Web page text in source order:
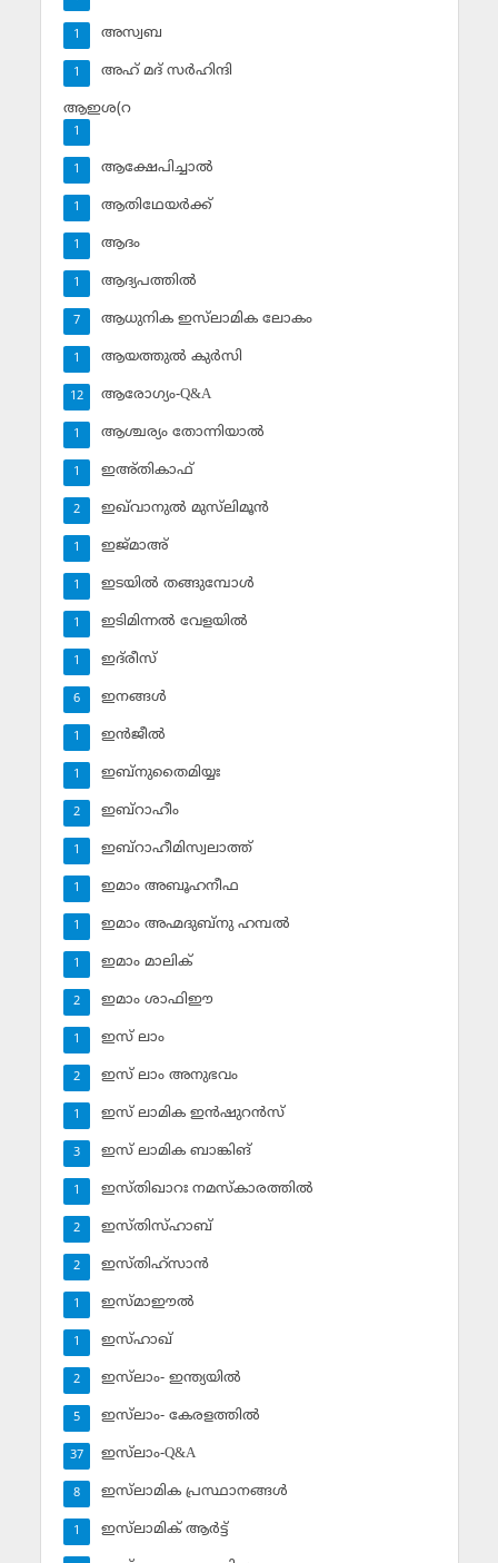
അസ്വബ
1
അഹ് മദ് സര്‍ഹിന്ദി
1
ആഇശ(റ
1
ആക്ഷേപിച്ചാല്‍
1
ആതിഥേയര്‍ക്ക്
1
ആദം
1
ആദ്യപത്തില്‍
1
ആധുനിക ഇസ്‌ലാമിക ലോകം
7
ആയത്തുല്‍ കുര്‍സി
1
ആരോഗ്യം-Q&A
12
ആശ്ചര്യം തോന്നിയാല്‍
1
ഇഅ്തികാഫ്‌
1
ഇഖ്‌വാനുല്‍ മുസ്‌ലിമൂന്‍
2
ഇജ്മാഅ്
1
ഇടയില്‍ തങ്ങുമ്പോള്‍
1
ഇടിമിന്നല്‍ വേളയില്‍
1
ഇദ്‌രീസ്‌
1
ഇനങ്ങള്‍
6
ഇന്‍ജീല്‍
1
ഇബ്‌നുതൈമിയ്യഃ
1
ഇബ്‌റാഹീം
2
ഇബ്‌റാഹീമിസ്വലാത്ത്
1
ഇമാം അബൂഹനീഫ
1
ഇമാം അഹ്മദുബ്‌നു ഹമ്പല്‍
1
ഇമാം മാലിക്
1
ഇമാം ശാഫിഈ
2
ഇസ് ലാം
1
ഇസ് ലാം അനുഭവം
2
ഇസ് ലാമിക ഇന്‍ഷുറന്‍സ്‌
1
ഇസ് ലാമിക ബാങ്കിങ്‌
3
ഇസ്തിഖാറഃ നമസ്‌കാരത്തില്‍
1
ഇസ്തിസ്ഹാബ്
2
ഇസ്തിഹ്‌സാന്‍
2
ഇസ്മാഈല്‍
1
ഇസ്ഹാഖ്‌
1
ഇസ്‌ലാം- ഇന്ത്യയില്‍
2
ഇസ്‌ലാം- കേരളത്തില്‍
5
ഇസ്‌ലാം-Q&A
37
ഇസ്‌ലാമിക പ്രസ്ഥാനങ്ങള്‍
8
ഇസ്‌ലാമിക് ആര്‍ട്ട്
1